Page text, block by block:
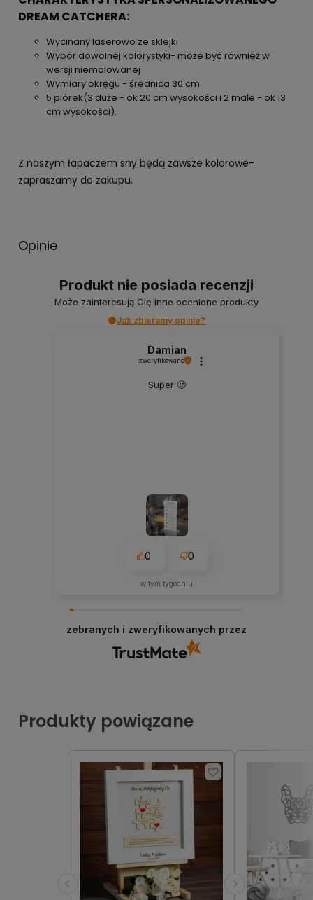
DREAM CATCHERA:
Wycinany laserowo ze sklejki
Wybór dowolnej kolorystyki- może być również w
wersji niemalowanej
Wymiary okręgu - średnica 30 cm
5 piórek(3 duże - ok 20 cm wysokości i 2 małe - ok 13
cm wysokości).
Z naszym łapaczem sny będą zawsze kolorowe-
zapraszamy do zakupu.
Opinie
Produkt nie posiada recenzji
Może zainteresują Cię inne ocenione produkty
Jak zbieramy opinie?
Damian
zweryfikowano
Super 🙂
0 0
w tym tygodniu
zebranych i zweryfikowanych przez
Produkty powiązane